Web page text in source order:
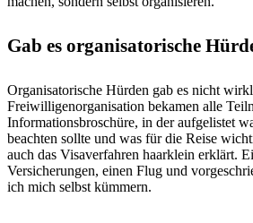
Gab es organisatorische
Organisatorische Hürden gab es nicht
Freiwilligenorganisation bekamen alle
Informationsbroschüre, in der aufgelistet
beachten sollte und was für die Reise
auch das Visaverfahren haarklein erklärt.
Versicherungen, einen Flug und
ich mich selbst kümmern.